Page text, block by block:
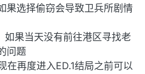
果选择偷窃会导致卫兵所剧情
如果当天没有前往港区寻找老
问题
在再度进入ED.1结局之前可以